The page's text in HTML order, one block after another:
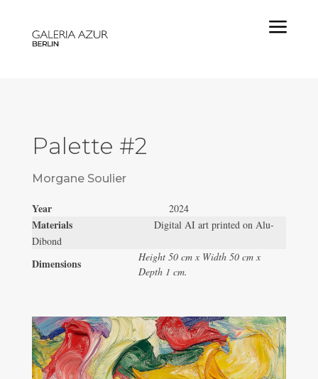
a
Palette #2
Morgane Soulier
Year 2024
Materials Digital AI art printed on Alu-
Dibond
Dimensions
Height 50 cm x Width 50 cm x
Depth 1 cm.